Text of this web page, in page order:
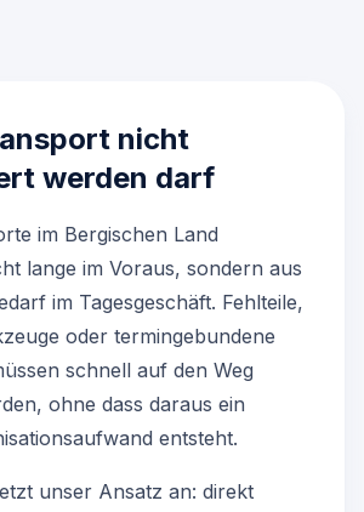
nicht
werden darf
im Bergischen Land
lange im Voraus, sondern aus
im Tagesgeschäft. Fehlteile,
oder termingebundene
schnell auf den Weg
ohne dass daraus ein
entsteht.
unser Ansatz an: direkt